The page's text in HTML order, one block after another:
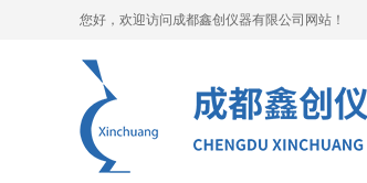
您好，欢迎访问成都鑫创仪器有限公司网站！